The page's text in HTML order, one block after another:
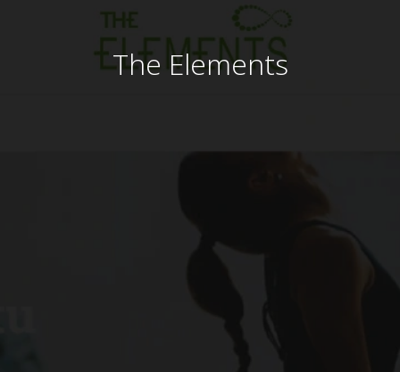
The Elements